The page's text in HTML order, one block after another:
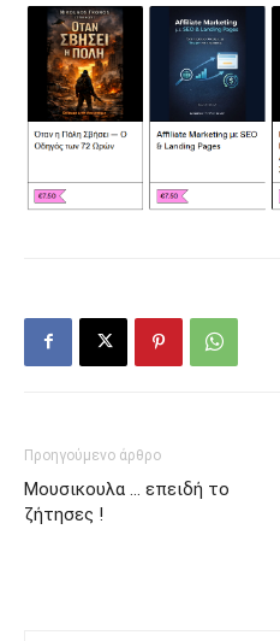
Προηγούμενο άρθρο
Μουσικουλα … επειδή το
ζήτησες !